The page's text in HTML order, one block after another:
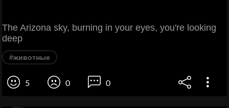
The Arizona sky, burning in your eyes, you're looking
deep
#животные
5 0 0